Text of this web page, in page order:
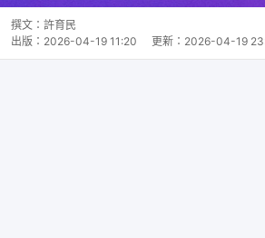
撰文： 許育民
出版： 2026-04-19 11:20 更新： 2026-04-19